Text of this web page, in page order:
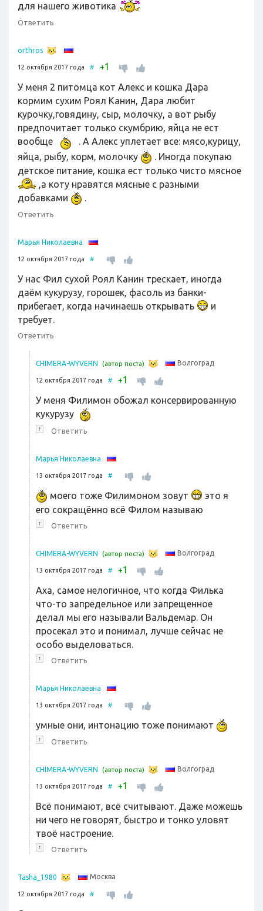
для нашего животика
Ответить
orthros
12 октября 2017 года # +1
У меня 2 питомца кот Алекс и кошка Дара
кормим сухим Роял Канин, Дара любит
курочку,говядину, сыр, молочку, а вот рыбу
предпочитает только скумбрию, яйца не ест
вообще
. А Алекс уплетает все: мясо,курицу,
яйца, рыбу, корм, молочку
. Иногда покупаю
детское питание, кошка ест только чисто мясное
,а коту нравятся мясные с разными
добавками
.
Ответить
Марья Николаевна
12 октября 2017 года #
У нас Фил сухой Роял Канин трескает, иногда
даём кукурузу, горошек, фасоль из банки-
прибегает, когда начинаешь открывать
и
требует.
Ответить
CHIMERA-WYVERN (автор поста) Волгоград
12 октября 2017 года # +1
У меня Филимон обожал консервированную
кукурузу
↑ Ответить
Марья Николаевна
13 октября 2017 года #
моего тоже Филимоном зовут
это я
его сокращённо всё Филом называю
↑ Ответить
CHIMERA-WYVERN (автор поста) Волгоград
13 октября 2017 года # +1
Аха, самое нелогичное, что когда Филька
что-то запредельное или запрещенное
делал мы его называли Вальдемар. Он
просекал это и понимал, лучше сейчас не
особо выделоваться.
↑ Ответить
Марья Николаевна
13 октября 2017 года #
умные они, интонацию тоже понимают
↑ Ответить
CHIMERA-WYVERN (автор поста) Волгоград
13 октября 2017 года # +1
Всё понимают, всё считывают. Даже можешь
ни чего не говорят, быстро и тонко уловят
твоё настроение.
↑ Ответить
Tasha_1980 Москва
12 октября 2017 года #